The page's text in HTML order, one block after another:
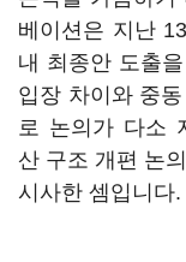
베이션은 지난
내 최종안 도출
입장 차이와 중
로 논의가 다소
산 구조 개편 논
시사한 셈입니다.